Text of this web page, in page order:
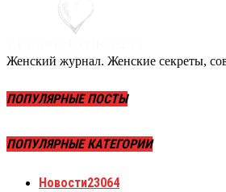
Женский журнал. Женские секреты,
ПОПУЛЯРНЫЕ ПОСТЫ
ПОПУЛЯРНЫЕ КАТЕГОРИИ
Новости23064